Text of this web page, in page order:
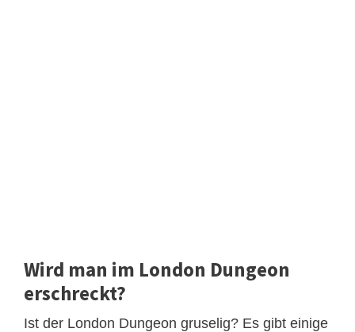
Wird man im London Dungeon
erschreckt?
Ist der London Dungeon gruselig? Es gibt einige